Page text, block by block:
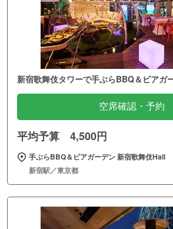
新宿歌舞伎タワーで手ぶらBBQ＆ビアガ
空席確認・予約
平均予算 4,500円
手ぶらBBQ＆ビアガーデン 新宿歌舞伎Hall
新宿駅／東京都